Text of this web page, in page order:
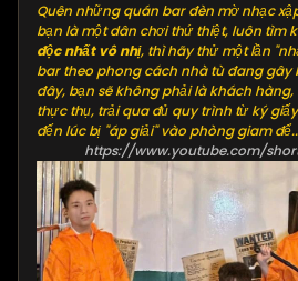
Quên những quán bar đèn mờ nhạc
bạn là một dân chơi thứ thiệt, luôn tìm
độc nhất vô nhị, thì hãy thử một lần
bar theo phong cách nhà tù đang gây
đây, bạn sẽ không phải là khách
thực thụ, trải qua đủ quy trình từ ký
đến lúc bị "áp giải" vào phòng giam
https://www.youtube.com/